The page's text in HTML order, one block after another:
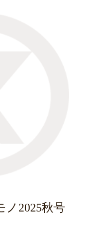
ノ2025秋号